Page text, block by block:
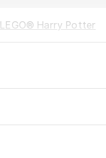
LEGO® Harry Potter